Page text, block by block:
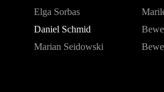
Elga Sorbas
Daniel Schmid
Marian Seidowski